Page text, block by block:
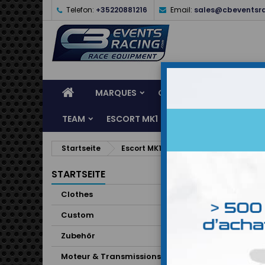
Telefon: +35220881216 Email:
MARQUES CASQUES
TEAM ESCORT MK1
Startseite Escort MK1
STARTSEITE
Clothes
Custom
Zubehör
Moteur & Transmissions